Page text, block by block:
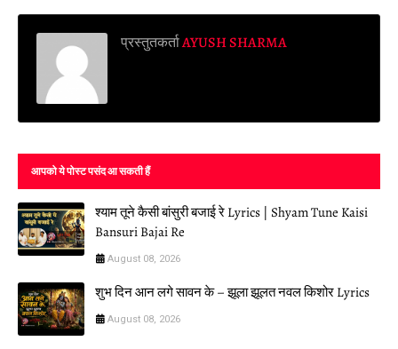
प्रस्तुतकर्ताAYUSH SHARMA
आपको ये पोस्ट पसंद आ सकती हैं
श्याम तूने कैसी बांसुरी बजाई रे Lyrics | Shyam Tune Kaisi
Bansuri Bajai Re
August 08, 2026
शुभ दिन आन लगे सावन के – झूला झूलत नवल किशोर Lyrics
August 08, 2026